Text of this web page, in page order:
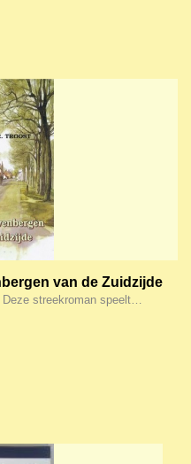
van de Zuidzijde
Deze streekroman speelt…